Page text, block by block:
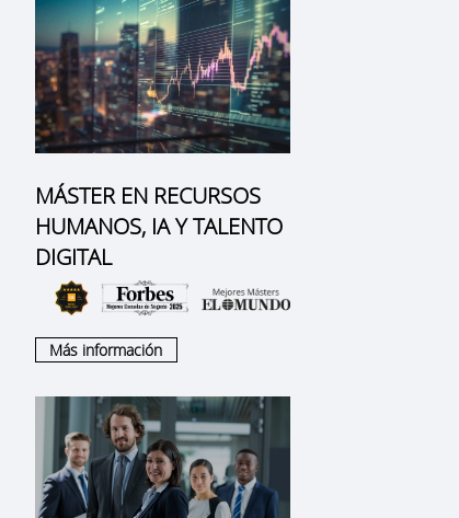
MÁSTER EN RECURSOS
HUMANOS, IA Y TALENTO
DIGITAL
Más información